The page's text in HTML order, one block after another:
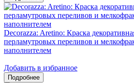
Decorazza: Aretino: Краска
перламутровых переливов и
наполнителем
Добавить в избранное